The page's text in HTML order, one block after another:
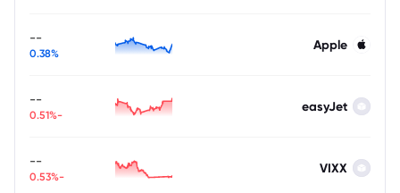
Apple
--
0.38%
easyJet
--
-0.51%
VIXX
--
-0.53%